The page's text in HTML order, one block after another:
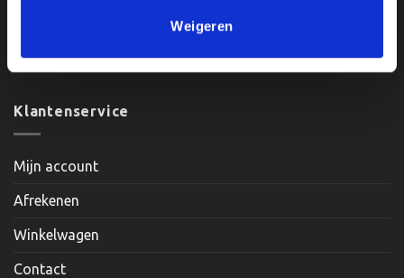
Weigeren
Maandag, Dinsdag, Donderdag, Vrijdag: 12:00 – 17:00
Klantenservice
Mijn account
Afrekenen
Winkelwagen
Contact